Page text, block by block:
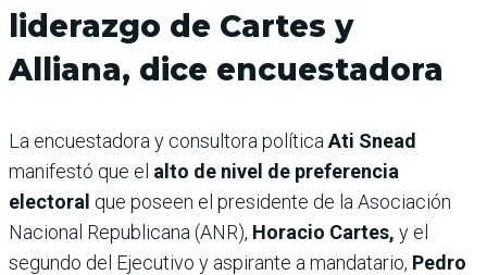
liderazgo de Cartes y
Alliana, dice encuestadora
La encuestadora y consultora política Ati Snead
manifestó que el alto de nivel de preferencia
electoral que poseen el presidente de la Asociación
Nacional Republicana (ANR), Horacio Cartes, y el
segundo del Ejecutivo y aspirante a mandatario, Pedro